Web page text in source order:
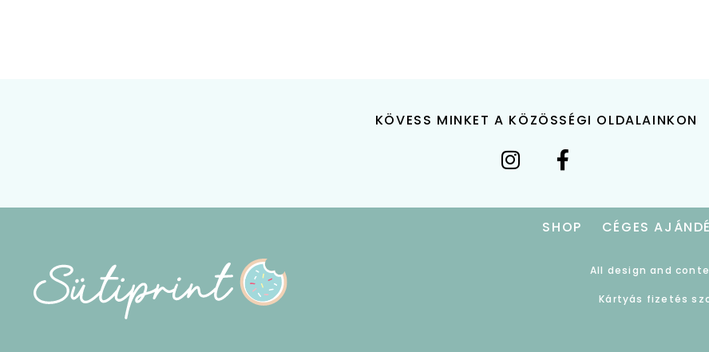
KÖVESS MINKET A KÖZÖSSÉGI OLDALAINKON
SHOP CÉGES
All design and
Kártyás fizetés